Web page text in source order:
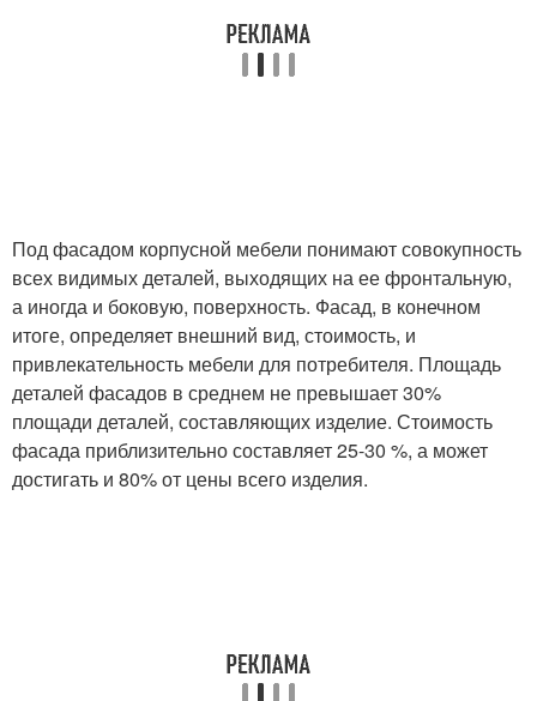
Под фасадом корпусной мебели понимают совокупность
всех видимых деталей, выходящих на ее фронтальную,
а иногда и боковую, поверхность. Фасад, в конечном
итоге, определяет внешний вид, стоимость, и
привлекательность мебели для потребителя. Площадь
деталей фасадов в среднем не превышает 30%
площади деталей, составляющих изделие. Стоимость
фасада приблизительно составляет 25-30 %, а может
достигать и 80% от цены всего изделия.